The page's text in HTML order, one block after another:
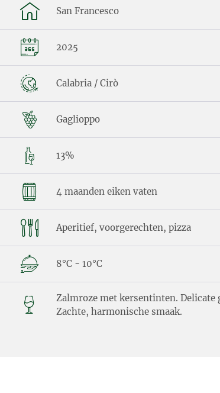
San Francesco
2025
Calabria / Cirò
Gaglioppo
13%
4 maanden eiken vaten
Aperitief, voorgerechten, pizza
8°C - 10°C
Zalmroze met kersentinten. Delicate
Zachte, harmonische smaak.